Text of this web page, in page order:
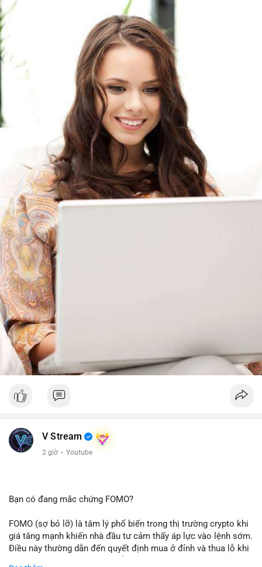
V Stream
2 giờ · Youtube
Bạn có đang mắc chứng FOMO?
FOMO (sợ bỏ lỡ) là tâm lý phổ biến trong thị trường crypto khi
giá tăng mạnh khiến nhà đầu tư cảm thấy áp lực vào lệnh sớm.
Điều này thường dẫn đến quyết định mua ở đỉnh và thua lỗ khi